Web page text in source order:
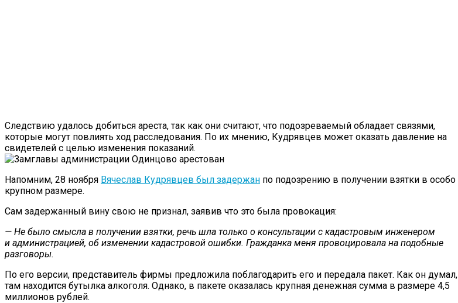
Следствию удалось добиться ареста, так как они считают, что подозреваемый обладает связями,
которые могут повлиять ход расследования. По их мнению, Кудрявцев может оказать давление на
свидетелей с целью изменения показаний.
Напомним, 28 ноября Вячеслав Кудрявцев был задержан по подозрению в получении взятки в особо
крупном размере.
Сам задержанный вину свою не признал, заявив что это была провокация:
— Не было смысла в получении взятки, речь шла только о консультации с кадастровым инженером
и администрацией, об изменении кадастровой ошибки. Гражданка меня провоцировала на подобные
разговоры.
По его версии, представитель фирмы предложила поблагодарить его и передала пакет. Как он думал,
там находится бутылка алкоголя. Однако, в пакете оказалась крупная денежная сумма в размере 4,5
миллионов рублей.